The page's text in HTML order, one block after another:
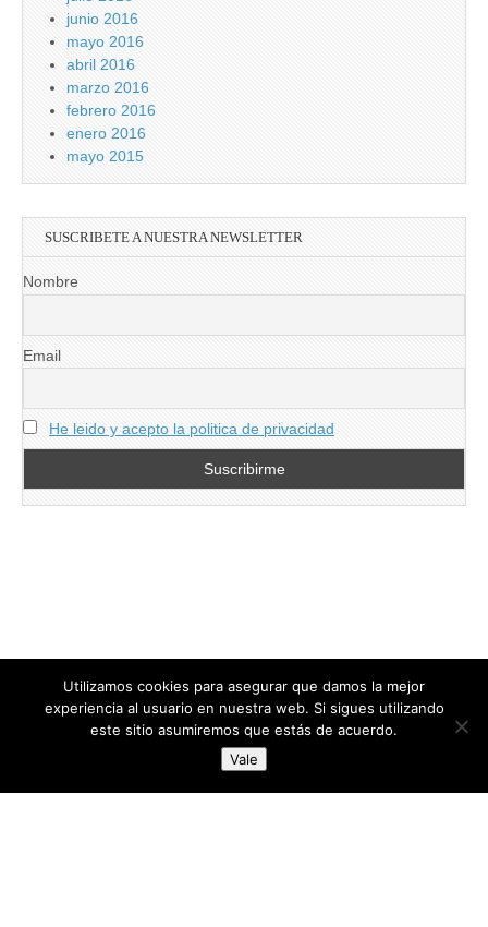
junio 2016
mayo 2016
abril 2016
marzo 2016
febrero 2016
enero 2016
mayo 2015
SUSCRIBETE A NUESTRA NEWSLETTER
Nombre
Email
He leido y acepto la politica de privacidad
directoresdeseguridad.es
Diseñado por Centro Andaluz de Estudios y Entrenamiento
Utilizamos cookies para asegurar que damos la mejor
experiencia al usuario en nuestra web. Si sigues utilizando
este sitio asumiremos que estás de acuerdo.
Vale